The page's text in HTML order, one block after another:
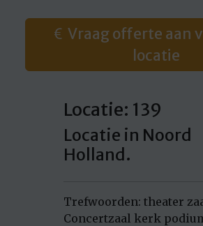
Vraag offerte aan
locatie
Locatie: 139
Locatie in Noord
Holland.
Trefwoorden: theater
Concertzaal kerk